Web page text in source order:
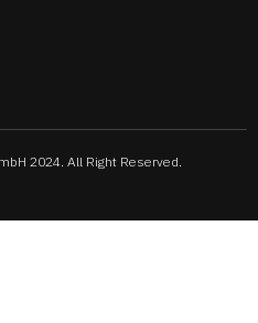
2024. All Right Reserved.